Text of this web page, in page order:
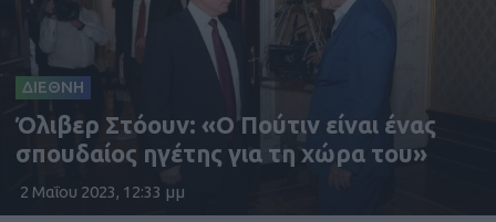
ΑΓΩΝ
ΔΙΕΘΝΗ
Όλιβερ Στόουν: «Ο Πούτιν είναι ένας
σπουδαίος ηγέτης για τη χώρα του»
2 Μαΐου 2023, 12:33 μμ